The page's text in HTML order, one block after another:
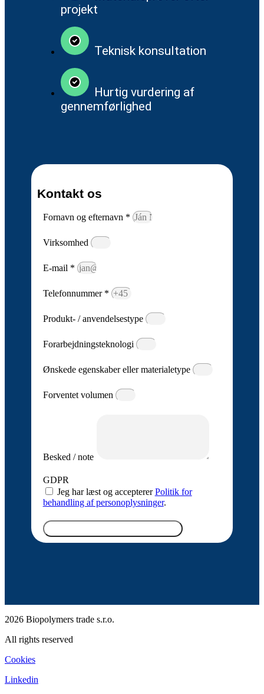
projekt
Teknisk konsultation
Hurtig vurdering af
gennemførlighed
Kontakt os
Fornavn og efternavn *
Virksomhed
E-mail *
Telefonnummer *
Produkt- / anvendelsestype
Forarbejdningsteknologi
Ønskede egenskaber eller materialetype
Forventet volumen
Besked / note
GDPR
Jeg har læst og acceptererPolitik for
behandling af personoplysninger.
2026 Biopolymers trade s.r.o.
All rights reserved
Cookies
Linkedin